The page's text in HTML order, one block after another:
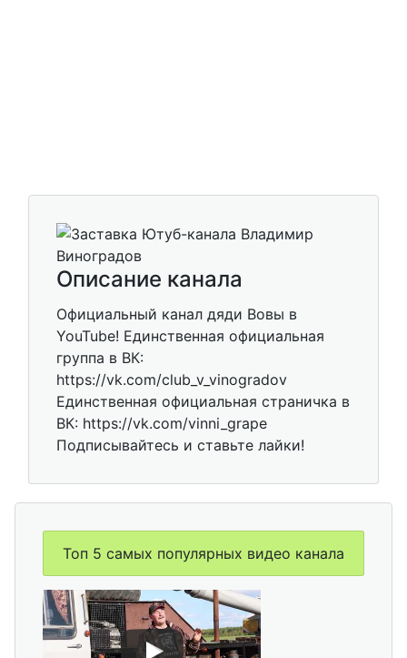
Описание канала
Официальный канал дяди Вовы в
YouTube! Единственная официальная
группа в ВК:
https://vk.com/club_v_vinogradov
Единственная официальная страничка в
ВК: https://vk.com/vinni_grape
Подписывайтесь и ставьте лайки!
Топ 5 самых популярных видео канала